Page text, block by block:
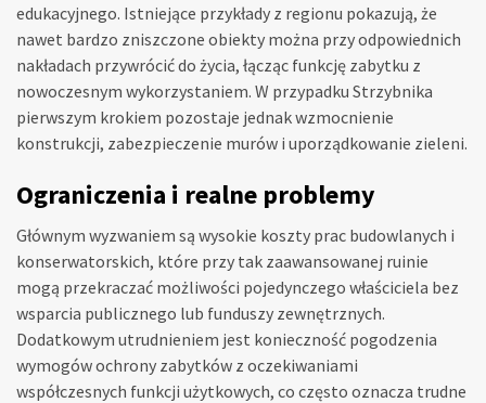
edukacyjnego. Istniejące przykłady z regionu pokazują, że
nawet bardzo zniszczone obiekty można przy odpowiednich
nakładach przywrócić do życia, łącząc funkcję zabytku z
nowoczesnym wykorzystaniem. W przypadku Strzybnika
pierwszym krokiem pozostaje jednak wzmocnienie
konstrukcji, zabezpieczenie murów i uporządkowanie zieleni.
Ograniczenia i realne problemy
Głównym wyzwaniem są wysokie koszty prac budowlanych i
konserwatorskich, które przy tak zaawansowanej ruinie
mogą przekraczać możliwości pojedynczego właściciela bez
wsparcia publicznego lub funduszy zewnętrznych.
Dodatkowym utrudnieniem jest konieczność pogodzenia
wymogów ochrony zabytków z oczekiwaniami
współczesnych funkcji użytkowych, co często oznacza trudne